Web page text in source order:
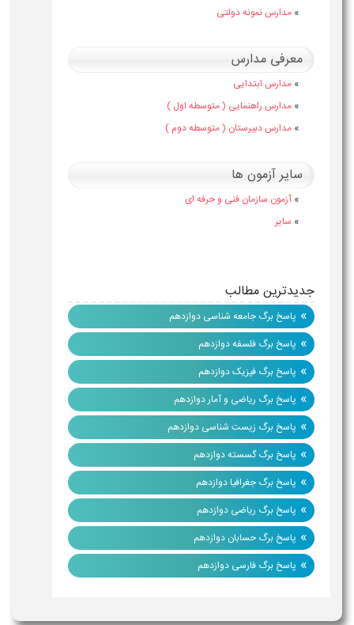
» مدارس نمونه دولتی
معرفی مدارس
» مدارس ابتدایی
» مدارس راهنمایی ( متوسطه اول )
» مدارس دبیرستان ( متوسطه دوم )
سایر آزمون ها
» آزمون سازمان فنی و حرفه ای
» سایر
جدیدترین مطالب
» پاسخ برگ جامعه شناسی دوازدهم
» پاسخ برگ فلسفه دوازدهم
» پاسخ برگ فیزیک دوازدهم
» پاسخ برگ ریاضی و آمار دوازدهم
» پاسخ برگ زیست شناسی دوازدهم
» پاسخ برگ گسسته دوازدهم
» پاسخ برگ جغرافیا دوازدهم
» پاسخ برگ ریاضی دوازدهم
» پاسخ برگ حسابان دوازدهم
» پاسخ برگ فارسی دوازدهم